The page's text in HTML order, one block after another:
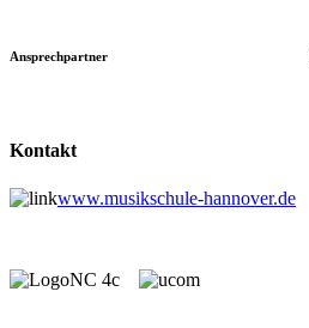
Ansprechpartner
Kontakt
www.musikschule-hannover.de